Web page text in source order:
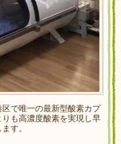
で唯一の最新型酸素カプ
も高濃度酸素を実現し早
す。